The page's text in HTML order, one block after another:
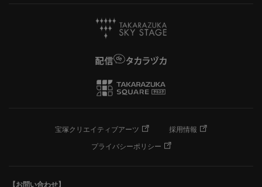
宝塚クリエイティブアーツ
採用情報
プライバシーポリシー
【お問い合わせ】